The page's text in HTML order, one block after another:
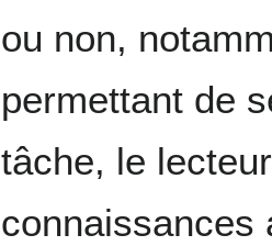
ou non,
permettant de
tâche, le
connaissances